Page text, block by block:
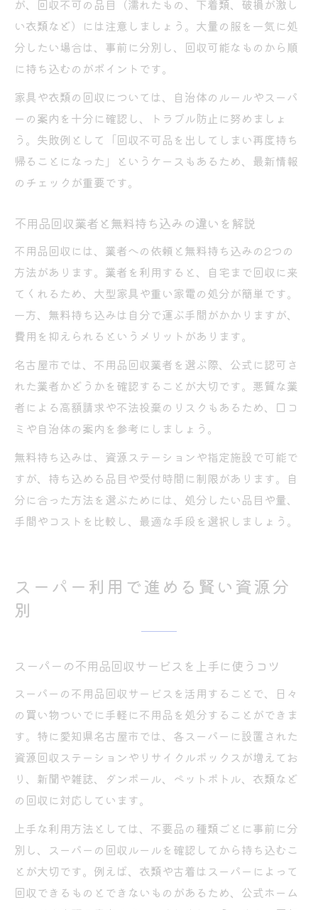
が、回収不可の品目（濡れたもの、下着類、破損が激し
い衣類など）には注意しましょう。大量の服を一気に処
分したい場合は、事前に分別し、回収可能なものから順
に持ち込むのがポイントです。
家具や衣類の回収については、自治体のルールやスーパ
ーの案内を十分に確認し、トラブル防止に努めましょ
う。失敗例として「回収不可品を出してしまい再度持ち
帰ることになった」というケースもあるため、最新情報
のチェックが重要です。
不用品回収業者と無料持ち込みの違いを解説
不用品回収には、業者への依頼と無料持ち込みの2つの
方法があります。業者を利用すると、自宅まで回収に来
てくれるため、大型家具や重い家電の処分が簡単です。
一方、無料持ち込みは自分で運ぶ手間がかかりますが、
費用を抑えられるというメリットがあります。
名古屋市では、不用品回収業者を選ぶ際、公式に認可さ
れた業者かどうかを確認することが大切です。悪質な業
者による高額請求や不法投棄のリスクもあるため、口コ
ミや自治体の案内を参考にしましょう。
無料持ち込みは、資源ステーションや指定施設で可能で
すが、持ち込める品目や受付時間に制限があります。自
分に合った方法を選ぶためには、処分したい品目や量、
手間やコストを比較し、最適な手段を選択しましょう。
スーパー利用で進める賢い資源分
別
スーパーの不用品回収サービスを上手に使うコツ
スーパーの不用品回収サービスを活用することで、日々
の買い物ついでに手軽に不用品を処分することができま
す。特に愛知県名古屋市では、各スーパーに設置された
資源回収ステーションやリサイクルボックスが増えてお
り、新聞や雑誌、ダンボール、ペットボトル、衣類など
の回収に対応しています。
上手な利用方法としては、不要品の種類ごとに事前に分
別し、スーパーの回収ルールを確認してから持ち込むこ
とが大切です。例えば、衣類や古着はスーパーによって
回収できるものとできないものがあるため、公式ホーム